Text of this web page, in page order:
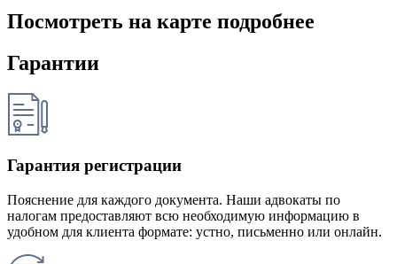
Посмотреть на карте подробнее
Гарантии
Гарантия регистрации
Пояснение для каждого документа. Наши адвокаты по
налогам предоставляют всю необходимую информацию в
удобном для клиента формате: устно, письменно или онлайн.